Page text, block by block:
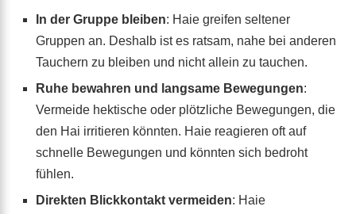
In der Gruppe bleiben: Haie greifen seltener
Gruppen an. Deshalb ist es ratsam, nahe bei anderen
Tauchern zu bleiben und nicht allein zu tauchen.
Ruhe bewahren und langsame Bewegungen:
Vermeide hektische oder plötzliche Bewegungen, die
den Hai irritieren könnten. Haie reagieren oft auf
schnelle Bewegungen und könnten sich bedroht
fühlen.
Direkten Blickkontakt vermeiden: Haie